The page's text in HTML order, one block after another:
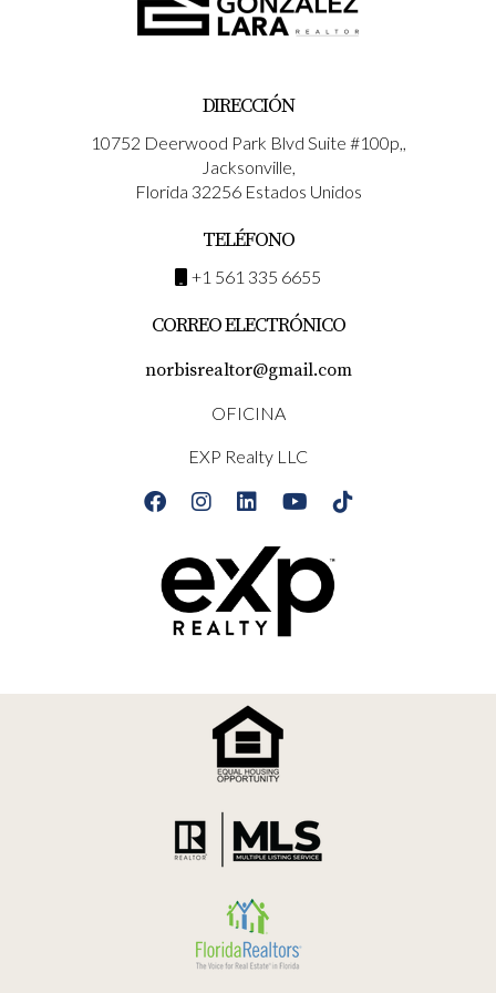
la visa y cómo estructurar correctamente el proceso
puede marcar una gran diferencia.
📩 Si deseas explorar oportunidades inmobiliarias y
Realtor puede ayudarte a identificar opciones
alineadas con tus objetivos de inversión.
DIRECCIÓN
10752 Deerwood Park Blvd Suite #100p,,
Jacksonville,
Florida 32256 Estados Unidos
TELÉFONO
+1 561 335 6655
CORREO ELECTRÓNICO
norbisrealtor@gmail.com
OFICINA
EXP Realty LLC